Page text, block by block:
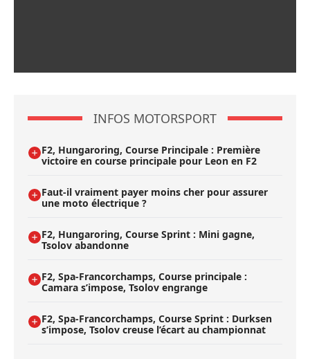
INFOS MOTORSPORT
F2, Hungaroring, Course Principale : Première
victoire en course principale pour Leon en F2
Faut-il vraiment payer moins cher pour assurer
une moto électrique ?
F2, Hungaroring, Course Sprint : Mini gagne,
Tsolov abandonne
F2, Spa-Francorchamps, Course principale :
Camara s’impose, Tsolov engrange
F2, Spa-Francorchamps, Course Sprint : Durksen
s’impose, Tsolov creuse l’écart au championnat